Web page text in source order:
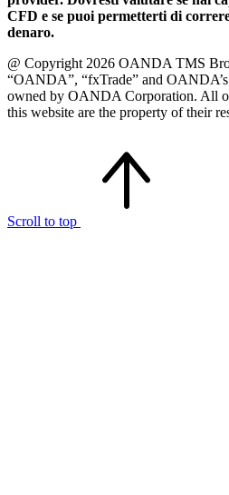
CFD e se puoi permetterti di
denaro.
@ Copyright 2026 OANDA TMS
“OANDA”, “fxTrade” and
owned by OANDA Corporation. All
this website are the property of their
Scroll to top